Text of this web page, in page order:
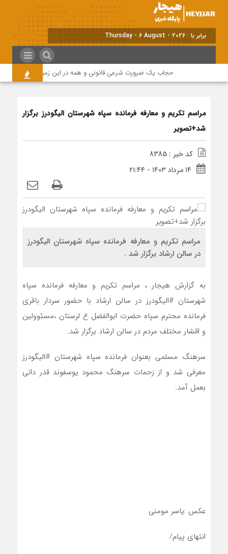
برابر با : Thursday - 6 August - 2026
حجاب یک ضرورت شرعی قانونی و همه در این زمینه مسئول
مراسم تکریم و معارفه فرمانده سپاه شهرستان الیگودرز برگزار
شد+تصویر
کد خبر : 8385
۱۴ مرداد ۱۴۰۳ - ۲۱:۴۴
مراسم تکریم و معارفه فرمانده سپاه شهرستان الیگودرز
در سالن ارشاد برگزار شد .
به گزارش هیجار ، مراسم تکریم و معارفه فرمانده سپاه
شهرستان #الیگودرز در سالن ارشاد با حضور سردار باقری
فرمانده محترم سپاه حضرت ابوالفضل ع لرستان ،مسئوولین
و اقشار مختلف مردم در سالن ارشاد برگزار شد.
سرهنگ مسلمی بعنوان فرمانده سپاه شهرستان #الیگودرز
معرفی شد و از زحمات سرهنگ محمود یوسفوند قدر دانی
بعمل آمد.
عکس :یاسر مومنی
انتهای پیام/